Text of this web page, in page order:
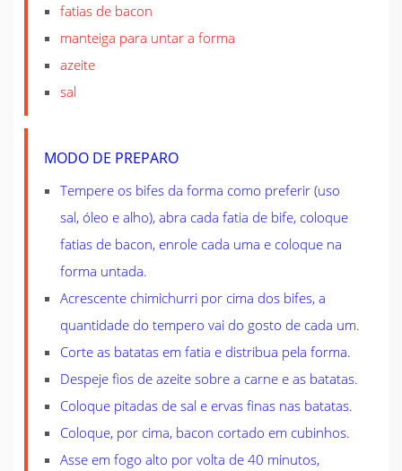
fatias de bacon
manteiga para untar a forma
azeite
sal
MODO DE PREPARO
Tempere os bifes da forma como preferir (uso
sal, óleo e alho), abra cada fatia de bife, coloque
fatias de bacon, enrole cada uma e coloque na
forma untada.
Acrescente chimichurri por cima dos bifes, a
quantidade do tempero vai do gosto de cada um.
Corte as batatas em fatia e distribua pela forma.
Despeje fios de azeite sobre a carne e as batatas.
Coloque pitadas de sal e ervas finas nas batatas.
Coloque, por cima, bacon cortado em cubinhos.
Asse em fogo alto por volta de 40 minutos,